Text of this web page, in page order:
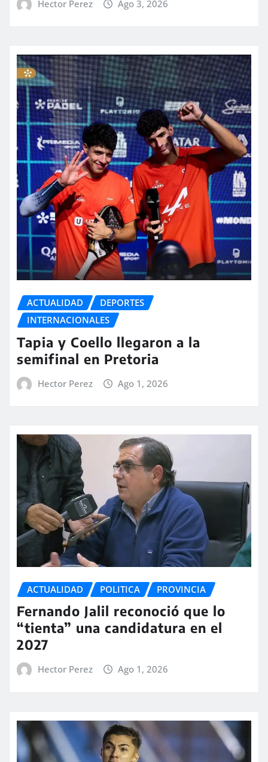
Hector Perez Ago 3, 2026
ACTUALIDAD
DEPORTES
INTERNACIONALES
Tapia y Coello llegaron a la
semifinal en Pretoria
Hector Perez Ago 1, 2026
ACTUALIDAD POLITICA PROVINCIA
Fernando Jalil reconoció que lo
“tienta” una candidatura en el
2027
Hector Perez Ago 1, 2026